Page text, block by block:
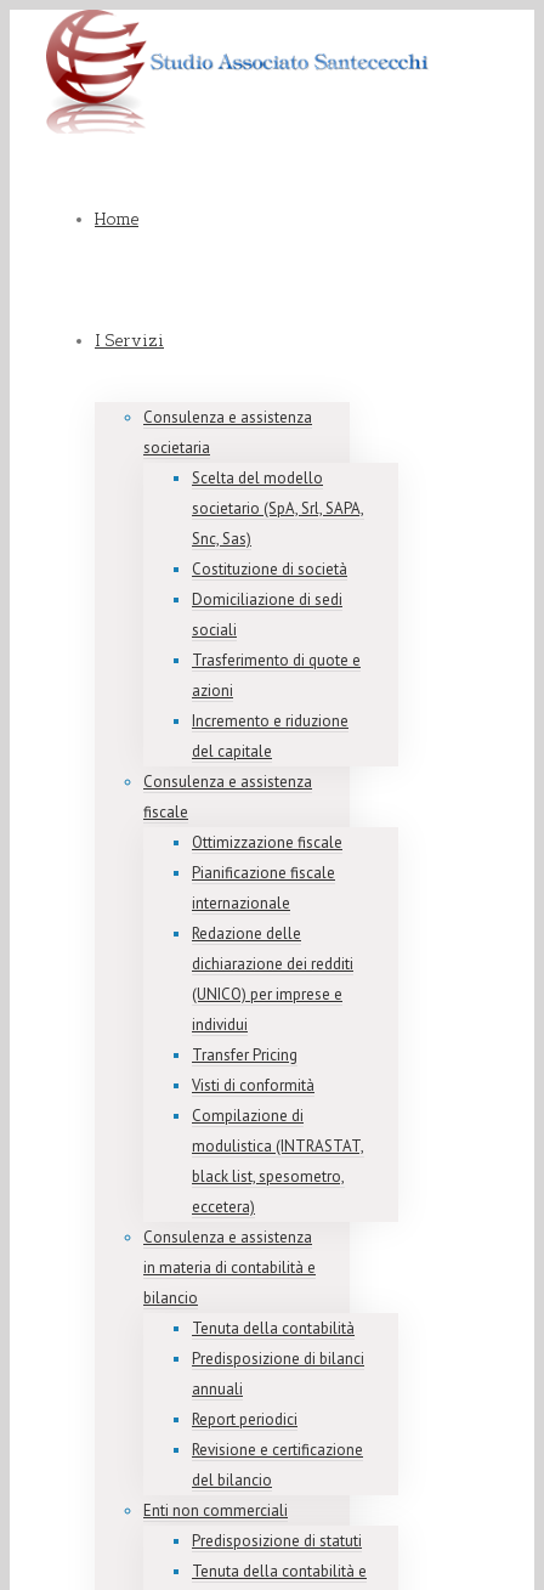
Home
I Servizi
Consulenza e assistenza
societaria
Scelta del modello
societario (SpA, Srl, SAPA,
Snc, Sas)
Costituzione di società
Domiciliazione di sedi
sociali
Trasferimento di quote e
azioni
Incremento e riduzione
del capitale
Consulenza e assistenza
fiscale
Ottimizzazione fiscale
Pianificazione fiscale
internazionale
Redazione delle
dichiarazione dei redditi
(UNICO) per imprese e
individui
Transfer Pricing
Visti di conformità
Compilazione di
modulistica (INTRASTAT,
black list, spesometro,
eccetera)
Consulenza e assistenza
in materia di contabilità e
bilancio
Tenuta della contabilità
Predisposizione di bilanci
annuali
Report periodici
Revisione e certificazione
del bilancio
Enti non commerciali
Predisposizione di statuti
Tenuta della contabilità e